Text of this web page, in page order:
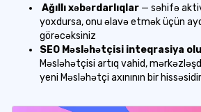
Ağıllı xəbərdarlıqlar — səhifə
yoxdursa, onu əlavə etmək üçün
görəcəksiniz
SEO Məsləhətçisi inteqrasiya
Məsləhətçisi artıq vahid,
yeni Məsləhətçi axınının bir hissəsidir